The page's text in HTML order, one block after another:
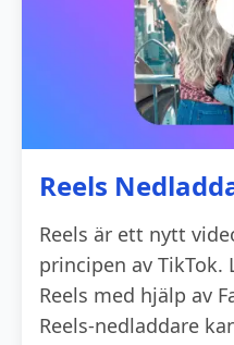
Reels
Reels är ett nytt
principen av TikTok.
Reels med hjälp av
Reels-nedladdare